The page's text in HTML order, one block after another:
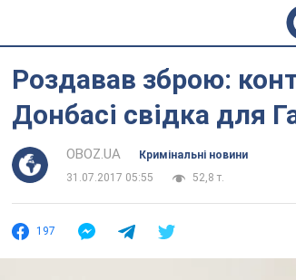
Роздавав зброю:
Донбасі свідка для
OBOZ.UA
Кримінальні новини
31.07.2017 05:55
52,8 т.
197